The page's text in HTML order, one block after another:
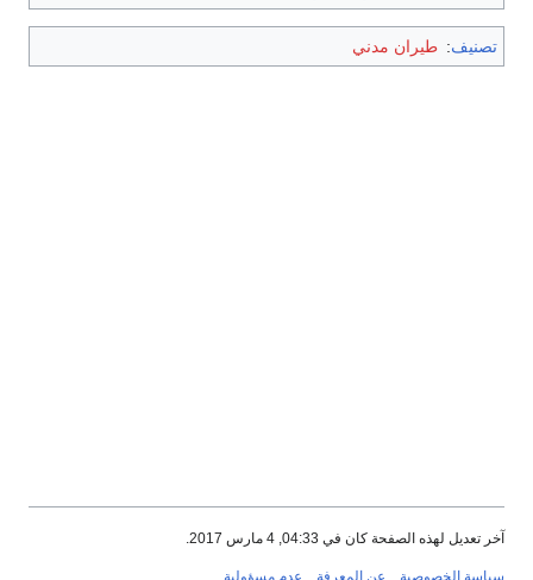
تصنيف: طيران مدني
آخر تعديل لهذه الصفحة كان في 04:33, 4 مارس 2017.
سياسة الخصوصية عن المعرفة عدم مسؤولية